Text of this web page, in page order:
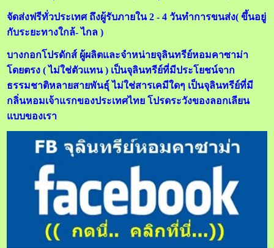
จัดส่งฟรีทั่วประเทศ ถึงผู้รับภายใน 2 - 4 วันทำการขนส่ง( ขึ้นอยู่
กับระยะทางใกล้- ไกล )
บางกอกโปรดักส์ ผู้ผลิตและจำหน่ายจุลินทรีย์หอมคาซาม่า
โดยตรง ( ไม่ใช่ตัวแทน ) เป็นจุลินทรีย์ที่มีประโยชน์จาก
ธรรมชาติหลายสายพันธุ์ ไม่ใช่สารเคมีใดๆ เป็นจุลินทรีย์ที่มี
กลิ่นหอมเจ้าแรกของประเทศไทย โปรดระวังของลอกเลียน
แบบของเรา